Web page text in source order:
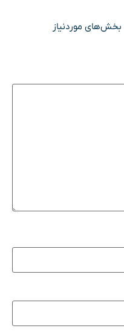
بخش‌های موردنیاز